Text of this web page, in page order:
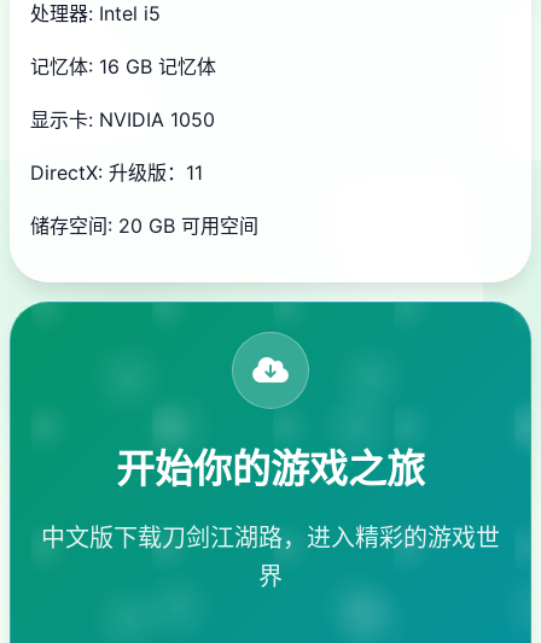
处理器: Intel i5
记忆体: 16 GB 记忆体
显示卡: NVIDIA 1050
DirectX: 升级版：11
储存空间: 20 GB 可用空间
开始你的游戏之旅
中文版下载刀剑江湖路，进入精彩的游戏世
界